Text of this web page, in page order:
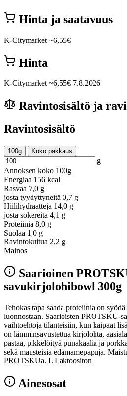
Hinta ja saatavuus
K-Citymarket ~6,55€
Hinta
K-Citymarket ~6,55€ 7.8.2026
Ravintosisältö ja
Ravintosisältö
100g Koko pakkaus
g
Annoksen koko 100g
Energiaa 156 kcal
Rasvaa 7,0 g
josta tyydyttyneitä 0,7 g
Hiilihydraatteja 14,0 g
josta sokereita 4,1 g
Proteiinia 8,0 g
Suolaa 1,0 g
Ravintokuitua 2,2 g
Mainos
Saarioinen
savukirjolohibowl 300g
Tehokas tapa saada proteiinia on
luonnostaan. Saarioisten PROTSKU-
vaihtoehtoja tilanteisiin, kun kaipaat
on lämminsavustettua kirjolohta,
pastaa, pikkelöityä punakaalia ja
sekä mausteisia edamamepapuja.
PROTSKUa. L Laktoositon
Ainesosat